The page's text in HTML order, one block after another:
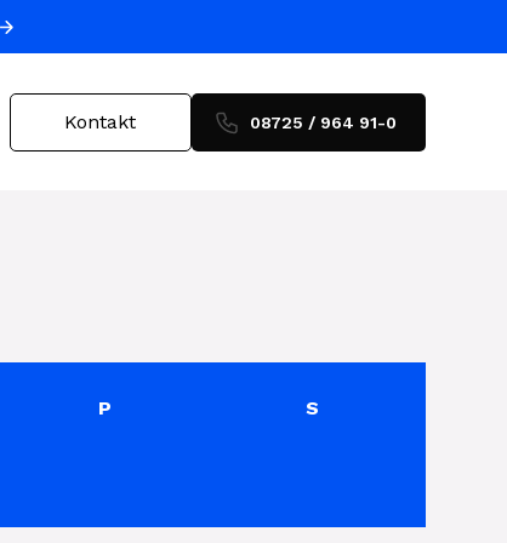
Kontakt 08725 / 964 91-0
P S